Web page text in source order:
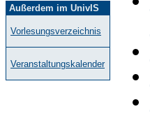
Außerdem im UnivIS
Vorlesungsverzeichnis
Veranstaltungskalender